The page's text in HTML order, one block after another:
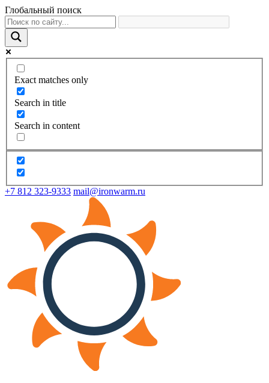
Глобальный поиск
Exact matches only
Search in title
Search in content
+7 812 323-9333 mail@ironwarm.ru